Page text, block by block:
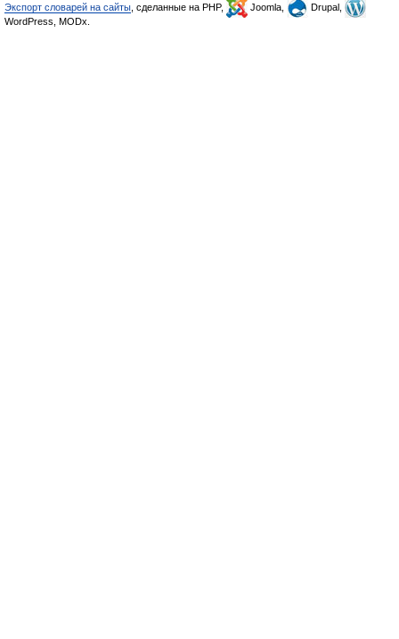
Экспорт словарей на сайты , сделанные на PHP, Joomla,
Drupal,
WordPress, MODx.